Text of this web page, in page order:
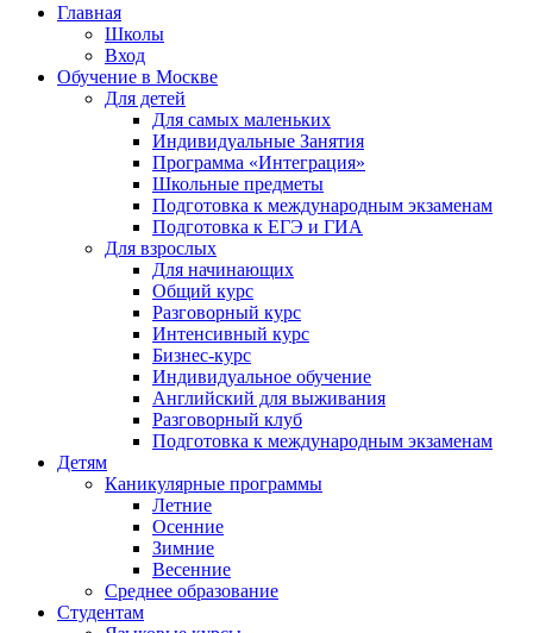
Главная
Школы
Вход
Обучение в Москве
Для детей
Для самых маленьких
Индивидуальные Занятия
Программа «Интеграция»
Школьные предметы
Подготовка к международным экзаменам
Подготовка к ЕГЭ и ГИА
Для взрослых
Для начинающих
Общий курс
Разговорный курс
Интенсивный курс
Бизнес-курс
Индивидуальное обучение
Английский для выживания
Разговорный клуб
Подготовка к международным экзаменам
Детям
Каникулярные программы
Летние
Осенние
Зимние
Весенние
Среднее образование
Студентам